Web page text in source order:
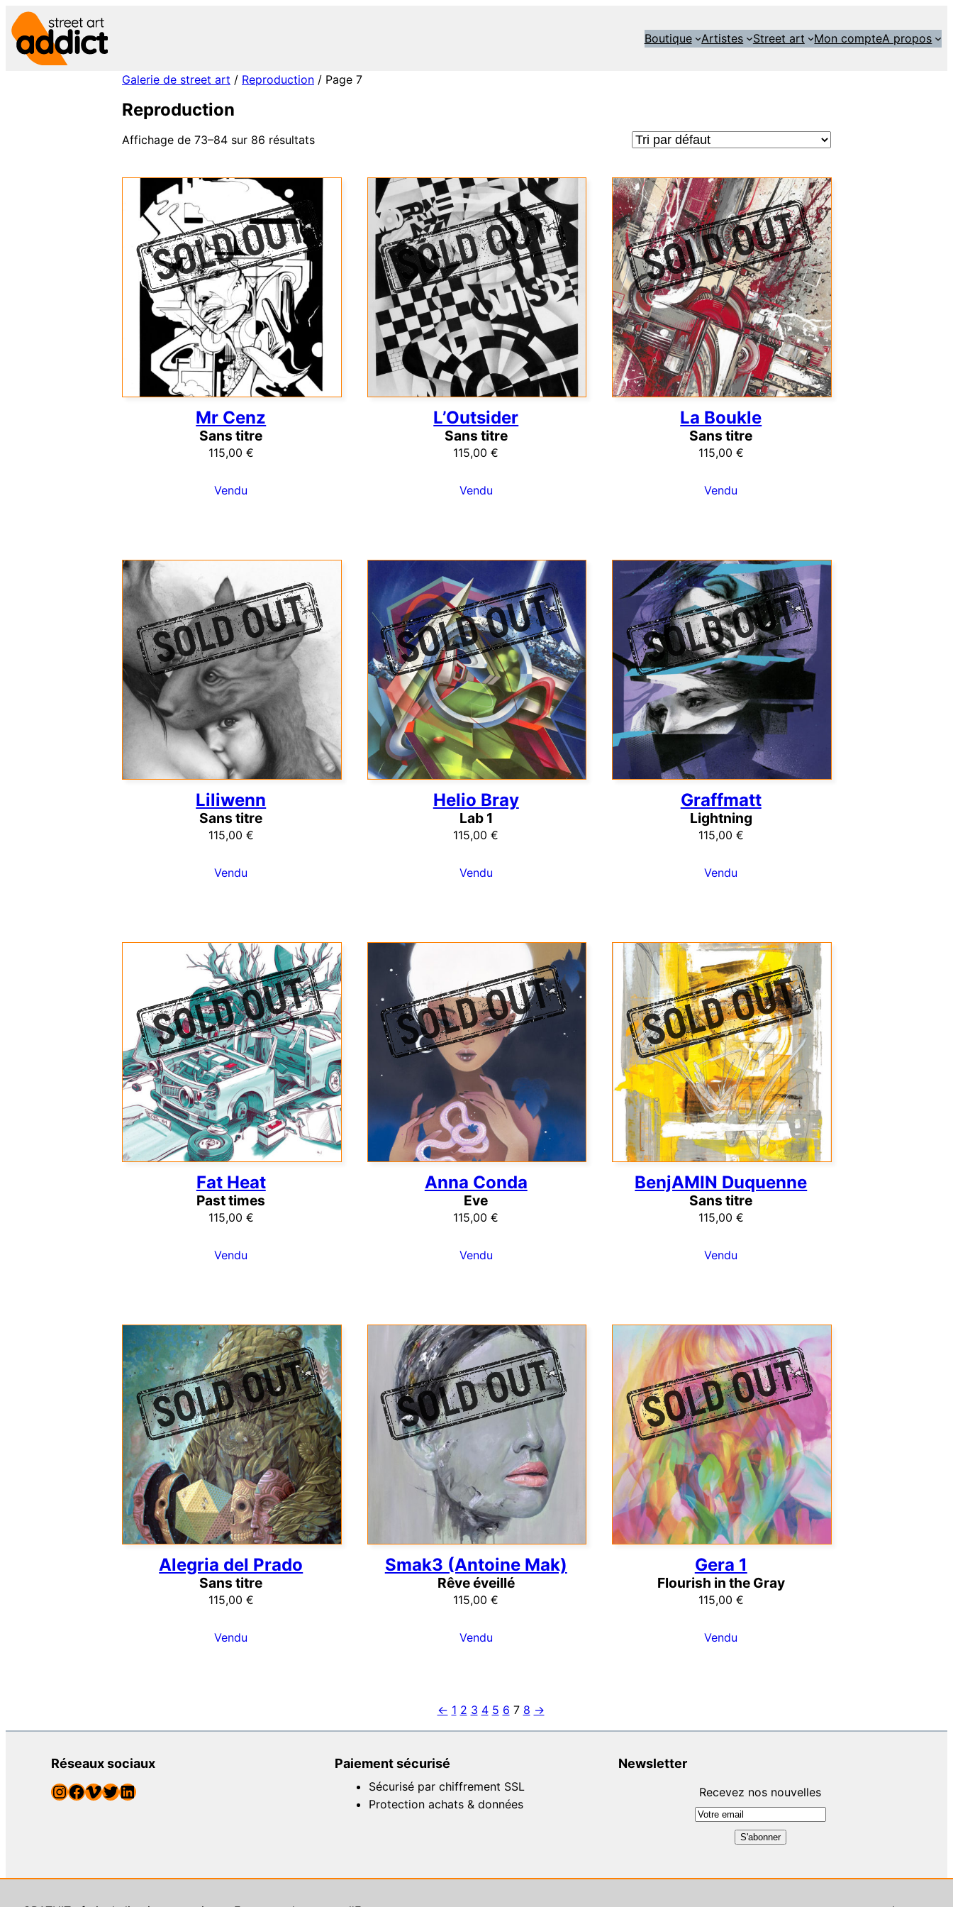
Aller
au
contenu
Boutique Artistes Street art Mon compteA propos
Galerie de street art / Reproduction / Page 7
Reproduction
Affichage de 73–84 sur 86 résultats
Mr Cenz
Sans titre
115,00 €
Vendu
L’Outsider
Sans titre
115,00€
Vendu
La Boukle
Sans titre
115,00 €
Vendu
Liliwenn
Sans titre
115,00 €
Vendu
Helio Bray
Lab 1
115,00€
Vendu
Graffmatt
Lightning
115,00 €
Vendu
Fat Heat
Past times
115,00 €
Vendu
Anna Conda
Eve
115,00€
Vendu
BenjAMIN Duquenne
Sans titre
115,00 €
Vendu
Alegria del Prado
Sans titre
115,00 €
Vendu
Smak3 (Antoine Mak)
Rêve éveillé
115,00€
Vendu
Gera 1
Flourish in the Gray
115,00 €
Vendu
← 1 2 3 4 5 6 7 8 →
Réseaux sociaux
InstagramFacebook Vimeo Twitter LinkedIn
Paiement sécurisé
Sécurisé par chiffrement SSL
Protection achats & données
Newsletter
Recevez nos nouvelles